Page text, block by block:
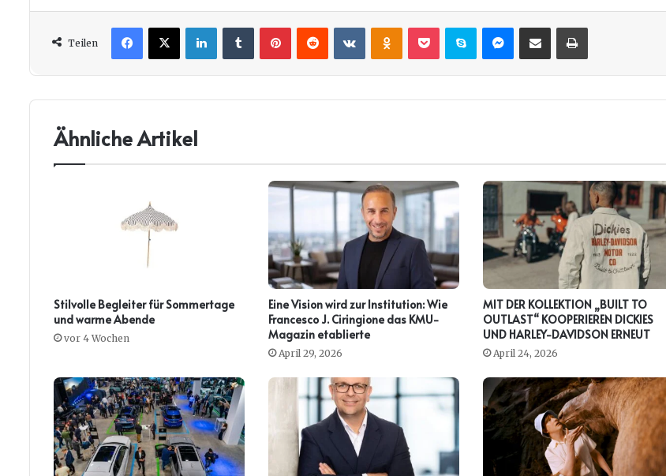
Teilen
Facebook
X LinkedInTumblrPinterestRedditVKontakteOdnoklassniki
PocketSkype Messenger
Teile per E-Mail Drucken
Ähnliche Artikel
Stilvolle Begleiter für Sommertage
und warme Abende
vor 4 Wochen
Eine Vision wird zur Institution: Wie
Francesco J. Ciringione das KMU-
Magazin etablierte
April 29, 2026
MIT DER KOLLEKTION „BUILT TO
OUTLAST“ KOOPERIEREN DICKIES
UND HARLEY-DAVIDSON ERNEUT
April 24, 2026